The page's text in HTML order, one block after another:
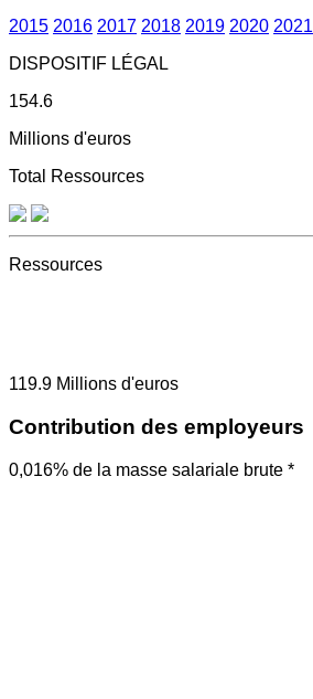
2015 2016 2017 2018 2019 2020 2021
DISPOSITIF LÉGAL
154.6
Millions d'euros
Total Ressources
Ressources
119.9 Millions d'euros
Contribution des employeurs
0,016% de la masse salariale brute *